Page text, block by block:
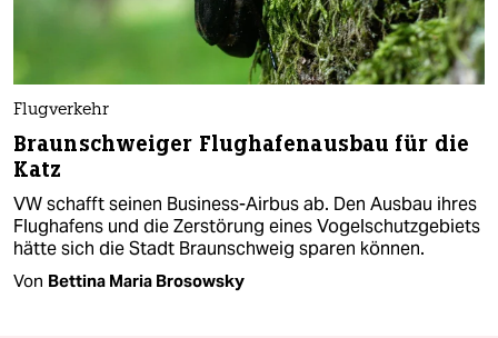
Flugverkehr
Braunschweiger Flughafenausbau für die
Katz
VW schafft seinen Business-Airbus ab. Den Ausbau ihres
Flughafens und die Zerstörung eines Vogelschutzgebiets
hätte sich die Stadt Braunschweig sparen können.
Von Bettina Maria Brosowsky